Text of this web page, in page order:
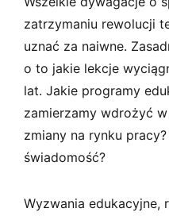
zatrzymaniu rewolucji
uznać za naiwne.
o to jakie lekcje
lat. Jakie programy
zamierzamy wdrożyć
zmiany na rynku
świadomość?
Wyzwania edukacyjne,